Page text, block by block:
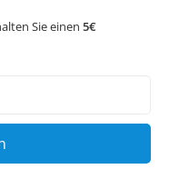
Sie einen 5€